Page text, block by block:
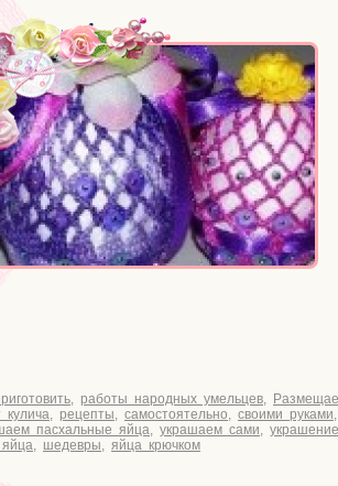
, работы народных умельцев,
кулича, рецепты, самостоятельно, своими руками
пасхальные яйца, украшаем сами, украшение
, шедевры, яйца крючком